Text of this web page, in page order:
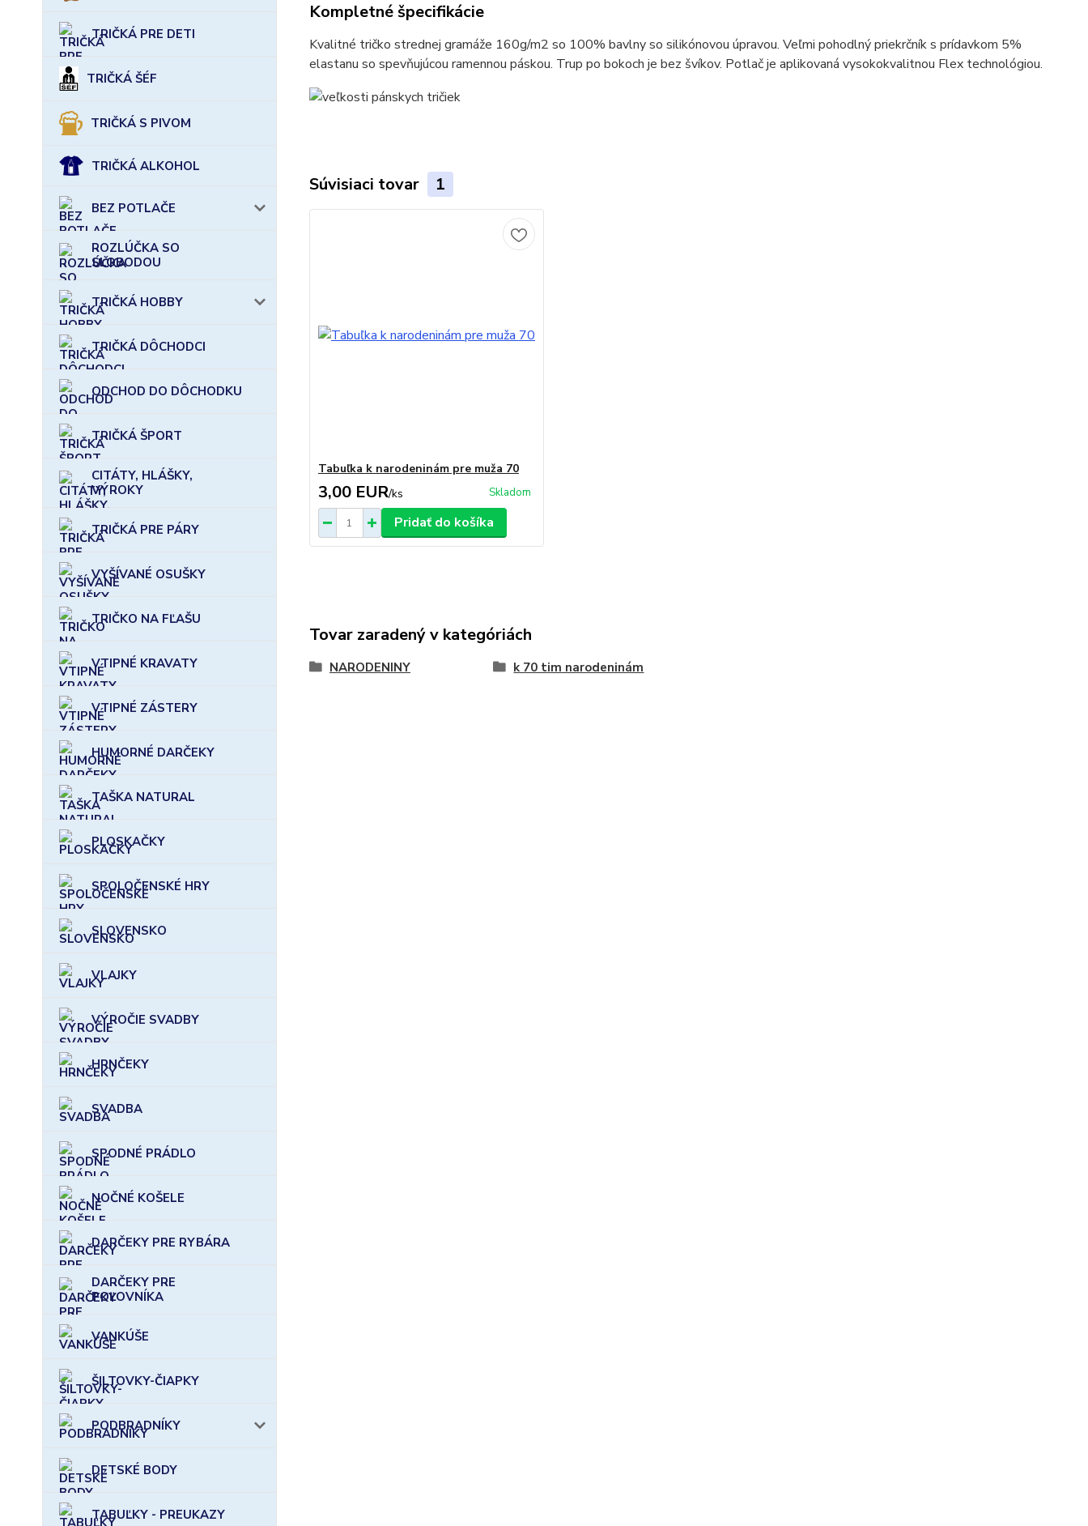
TRIČKÁ PRE DETI
TRIČKÁ ŠÉF
TRIČKÁ S PIVOM
TRIČKÁ ALKOHOL
BEZ POTLAČE
ROZLÚČKA SO
SLOBODOU
TRIČKÁ HOBBY
TRIČKÁ DÔCHODCI
ODCHOD DO DÔCHODKU
TRIČKÁ ŠPORT
CITÁTY, HLÁŠKY,
VÝROKY
TRIČKÁ PRE PÁRY
VYŠÍVANÉ OSUŠKY
TRIČKO NA FĽAŠU
VTIPNÉ KRAVATY
VTIPNÉ ZÁSTERY
HUMORNÉ DARČEKY
TAŠKA NATURAL
PLOSKAČKY
SPOLOČENSKÉ HRY
SLOVENSKO
VLAJKY
VÝROČIE SVADBY
HRNČEKY
SVADBA
SPODNÉ PRÁDLO
NOČNÉ KOŠELE
DARČEKY PRE RYBÁRA
DARČEKY PRE
POĽOVNÍKA
VANKÚŠE
ŠILTOVKY-ČIAPKY
PODBRADNÍKY
DETSKÉ BODY
TABUĽKY - PREUKAZY
Kompletné špecifikácie
Kvalitné tričko strednej gramáže 160g/m2 so 100% bavlny so silikónovou úpravou. Veľmi pohodlný priekrčník s prídavkom 5%
elastanu so spevňujúcou ramennou páskou. Trup po bokoch je bez švíkov. Potlač je aplikovaná vysokokvalitnou Flex technológiou.
Súvisiaci tovar 1
Tabuľka k narodeninám pre muža 70
3,00 EUR/ks Skladom
Pridať do košíka
Tovar zaradený v kategóriách
NARODENINY k 70 tim narodeninám